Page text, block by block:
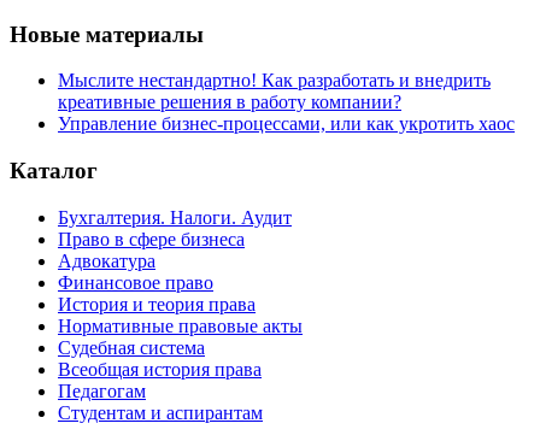
Новые материалы
Мыслите нестандартно! Как разработать и внедрить
креативные решения в работу компании?
Управление бизнес-процессами, или как укротить хаос
Каталог
Бухгалтерия. Налоги. Аудит
Право в сфере бизнеса
Адвокатура
Финансовое право
История и теория права
Нормативные правовые акты
Судебная система
Всеобщая история права
Педагогам
Студентам и аспирантам